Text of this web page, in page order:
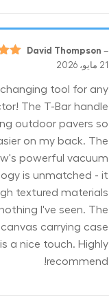
David Thompson –
21 مايو، 2026
tool for any
The T-Bar handle
outdoor pavers so
on my back. The
powerful vacuum
is unmatched - it
textured materials
nothing I've seen. The
carrying case
is a nice touch. Highly
recommend!